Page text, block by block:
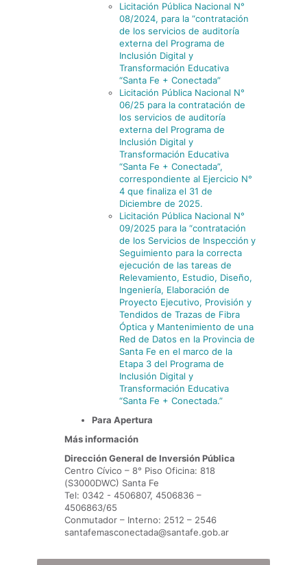
Licitación Pública Nacional N°
08/2024, para la “contratación
de los servicios de auditoría
externa del Programa de
Inclusión Digital y
Transformación Educativa
“Santa Fe + Conectada”
Licitación Pública Nacional N°
06/25 para la contratación de
los servicios de auditoría
externa del Programa de
Inclusión Digital y
Transformación Educativa
“Santa Fe + Conectada”,
correspondiente al Ejercicio N°
4 que finaliza el 31 de
Diciembre de 2025.
Licitación Pública Nacional N°
09/2025 para la “contratación
de los Servicios de Inspección y
Seguimiento para la correcta
ejecución de las tareas de
Relevamiento, Estudio, Diseño,
Ingeniería, Elaboración de
Proyecto Ejecutivo, Provisión y
Tendidos de Trazas de Fibra
Óptica y Mantenimiento de una
Red de Datos en la Provincia de
Santa Fe en el marco de la
Etapa 3 del Programa de
Inclusión Digital y
Transformación Educativa
“Santa Fe + Conectada.”
Para Apertura
Más información
Dirección General de Inversión Pública
Centro Cívico – 8° Piso Oficina: 818
(S3000DWC) Santa Fe
Tel: 0342 - 4506807, 4506836 –
4506863/65
Conmutador – Interno: 2512 – 2546
santafemasconectada@santafe.gob.ar